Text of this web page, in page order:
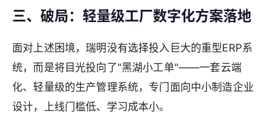
三、破局：轻量级工厂数字化方案落地
面对上述困境，瑞明没有选择投入巨大的重型ERP系
统，而是将目光投向了"黑湖小工单"——一套云端
化、轻量级的生产管理系统，专门面向中小制造企业
设计，上线门槛低、学习成本小。